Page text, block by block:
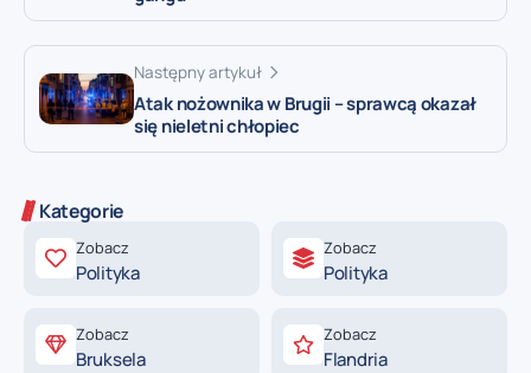
Następny artykuł
Atak nożownika w Brugii – sprawcą okazał
się nieletni chłopiec
Kategorie
Zobacz
Polityka
Zobacz
Polityka
Zobacz
Bruksela
Zobacz
Flandria